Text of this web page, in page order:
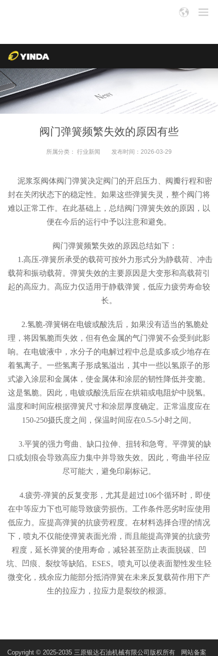
阀门弹簧频繁失效的原因有些
所属分类： 行业新闻 发布时间： 2026-03-29
泥浆泵阀体阀门弹簧决定阀门的开启压力、阀瓣行程和密
封在关闭状态下的稳定性。如果这些弹簧失灵，整个阀门将
难以正常工作。在此基础上，总结阀门弹簧失效的原因，以
便在今后的运行中予以注意和避免。
阀门弹簧频繁失效的原因总结如下：
1.高压-弹簧所承受的载荷可按外力形式分为静载荷、冲击
载荷和振动载荷。弹簧失效的主要原因是大变形和高载荷引
起的高应力。高应力仅适用于静载弹簧，低应力疲劳寿命较
长。
2.氢脆-弹簧钢在电镀或酸洗后，如果没有适当的氢脆处
理，将因氢脆而失效，但有色金属的气门弹簧不会受到此影
响。在电镀液中，水分子的电解过程中总是或多或少地存在
着氢离子。一些氢离子形成氢溢出，其中一些以氢原子的形
式渗入涂层和金属体，使金属体和涂层的韧性降低并变脆。
这是氢脆。因此，电镀或酸洗后应在烘箱或电阻炉中脱氢。
温度和时间应根据弹簧尺寸和涂层厚度确定。正常温度应在
150-250摄氏度之间，保温时间应在0.5-5小时之间。
3.平簧的强力弯曲、缺口拉伸、扭转和急弯。平弹簧的缺
口或划痕会导致高应力集中并导致失效。因此，弯曲半径应
尽可能大，避免印刷标记。
4.疲劳-弹簧的反复变形，尤其是超过106个循环时，即使
在中等应力下也可能导致疲劳损伤。工作条件恶劣时应使用
低应力。应提高弹簧的抗疲劳程度。在材料选择合理的情况
下，喷丸不仅能使弹簧表面光滑，而且能提高弹簧的抗疲劳
程度，延长弹簧的使用寿命，减轻甚至防止表面脱碳、凹
坑、凹痕、裂纹等缺陷。ESES。喷丸可以使表面塑性发生轻
微变化，残余应力能部分抵消弹簧在未来反复载荷作用下产
生的拉应力，拉应力是裂纹的根源。
Copyright © 2025-2035 三原银达石油机械有限公司版权所有 网站备案